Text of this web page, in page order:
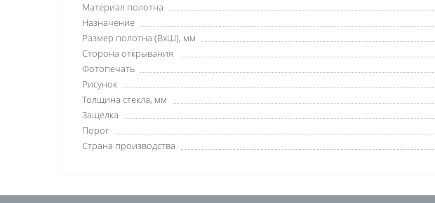
Материал полотна
Назначение
Размер полотна (ВхШ), мм
Сторона открывания
Фотопечать
Рисунок
Толщина стекла, мм
Защелка
Порог
Страна производства